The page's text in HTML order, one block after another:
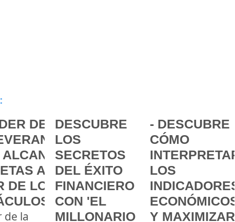
DE LA
ALCANZAR
A
DE LOS
de la
DESCUBRE
LOS
SECRETOS
DEL ÉXITO
FINANCIERO
CON 'EL
MILLONARIO
- DESCUBRE
CÓMO
INTERPRETAR
LOS
INDICADORES
ECONÓMICOS
Y MAXIMIZAR